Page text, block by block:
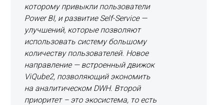
которому привыкли пользователи
Power BI, и развитие Self-Service —
улучшений, которые позволяют
использовать систему большому
количеству пользователей. Новое
направление — встроенный движок
ViQube2, позволяющий экономить
на аналитическом DWH. Второй
приоритет – это экосистема, то есть